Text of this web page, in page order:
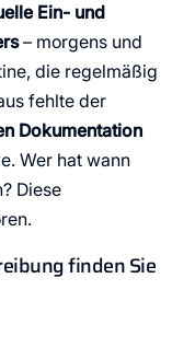
Ein- und
– morgens und
die regelmäßig
fehlte der
Dokumentation
Wer hat wann
Diese
finden Sie